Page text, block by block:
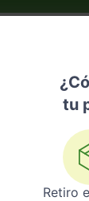
tu
Retiro
Nuestras
Yogurt